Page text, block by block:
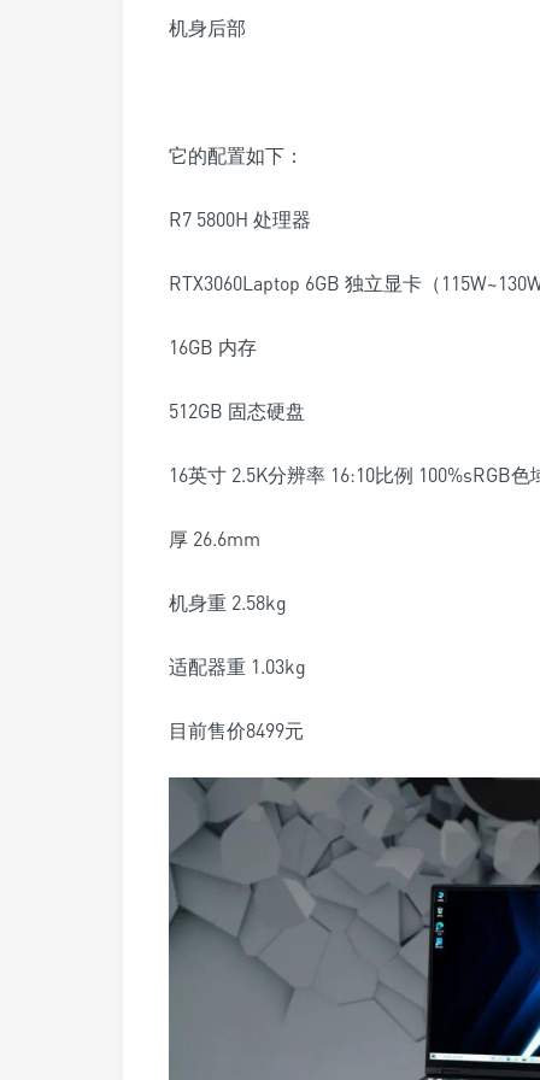
机身后部
它的配置如下：
R7 5800H 处理器
RTX3060Laptop 6GB 独立显卡（
16GB 内存
512GB 固态硬盘
16英寸 2.5K分辨率 16:10比例 100%sRGB
厚 26.6mm
机身重 2.58kg
适配器重 1.03kg
目前售价8499元